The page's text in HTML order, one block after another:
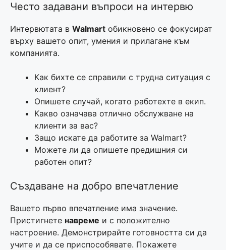
Често задавани въпроси на интервю
Интервютата в Walmart обикновено се фокусират
върху вашето опит, умения и прилагане към
компанията.
Как бихте се справили с трудна ситуация с
клиент?
Опишете случай, когато работехте в екип.
Какво означава отлично обслужване на
клиенти за вас?
Защо искате да работите за Walmart?
Можете ли да опишете предишния си
работен опит?
Създаване на добро впечатление
Вашето първо впечатление има значение.
Пристигнете навреме и с положително
настроение. Демонстрирайте готовността си да
учите и да се приспособявате. Покажете